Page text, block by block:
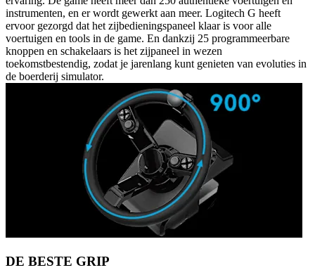
instrumenten, en er wordt gewerkt aan meer. Logitech G heeft
ervoor gezorgd dat het zijbedieningspaneel klaar is voor alle
voertuigen en tools in de game. En dankzij 25 programmeerbare
knoppen en schakelaars is het zijpaneel in wezen
toekomstbestendig, zodat je jarenlang kunt genieten van evoluties in
de boerderij simulator.
DE BESTE GRIP